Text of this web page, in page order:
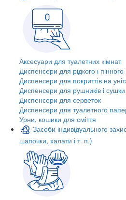
Аксесуари для туалетних кімнат
Диспенсери для рідкого і
Диспенсери для покриттів на
Диспенсери для рушників і
Диспенсери для серветок
Диспенсери для туалетного
Урни, кошики для сміття
Засоби індивідуального
шапочки, халати і т. п.)